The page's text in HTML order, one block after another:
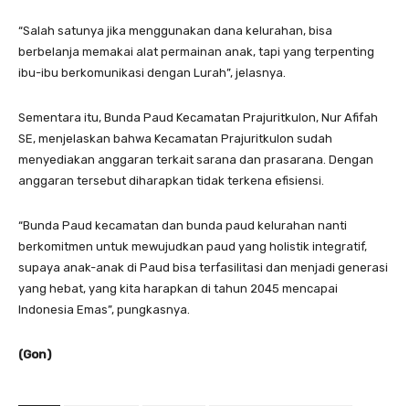
“Salah satunya jika menggunakan dana kelurahan, bisa
berbelanja memakai alat permainan anak, tapi yang terpenting
ibu-ibu berkomunikasi dengan Lurah”, jelasnya.
Sementara itu, Bunda Paud Kecamatan Prajuritkulon, Nur Afifah
SE, menjelaskan bahwa Kecamatan Prajuritkulon sudah
menyediakan anggaran terkait sarana dan prasarana. Dengan
anggaran tersebut diharapkan tidak terkena efisiensi.
“Bunda Paud kecamatan dan bunda paud kelurahan nanti
berkomitmen untuk mewujudkan paud yang holistik integratif,
supaya anak-anak di Paud bisa terfasilitasi dan menjadi generasi
yang hebat, yang kita harapkan di tahun 2045 mencapai
Indonesia Emas”, pungkasnya.
(Gon)